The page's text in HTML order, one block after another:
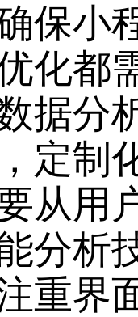
保小
化都
据分
定制
从用
分析
重界